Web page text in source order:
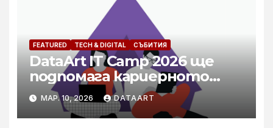
FEATURED TECH & DIGITAL СЪБИТИЯ
DataArt IT Camp 2026 ще
подпомага кариерното
развитие на специалисти в
технологичния бранш
МАР. 10, 2026 DATAART